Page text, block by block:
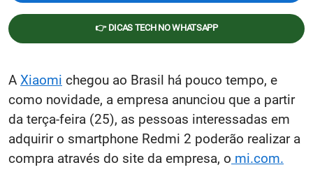
👉 DICAS TECH NO WHATSAPP
A Xiaomi chegou ao Brasil há pouco tempo, e
como novidade, a empresa anunciou que a partir
da terça-feira (25), as pessoas interessadas em
adquirir o smartphone Redmi 2 poderão realizar a
compra através do site da empresa, o mi.com.